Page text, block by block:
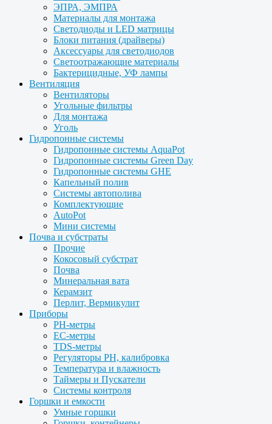
ЭПРА, ЭМПРА
Материалы для монтажа
Светодиоды и LED матрицы
Блоки питания (драйверы)
Аксессуары для светодиодов
Светоотражающие материалы
Бактерицидные, УФ лампы
Вентиляция
Вентиляторы
Угольные фильтры
Для монтажа
Уголь
Гидропонные системы
Гидропонные системы AquaPot
Гидропонные системы Green Day
Гидропонные системы GHE
Капельный полив
Системы автополива
Комплектующие
AutoPot
Мини системы
Почва и субстраты
Прочие
Кокосовый субстрат
Почва
Минеральная вата
Керамзит
Перлит, Вермикулит
Приборы
PH-метры
EC-метры
TDS-метры
Регуляторы PH, калибровка
Температура и влажность
Таймеры и Пускатели
Системы контроля
Горшки и емкости
Умные горшки